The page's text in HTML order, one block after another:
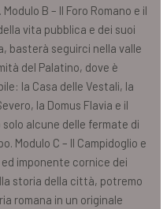
B – Il Foro Romano e il
vita pubblica e dei suoi
basterà seguirci nella valle
del Palatino, dove è
la Casa delle Vestali, la
la Domus Flavia e il
alcune delle fermate di
Modulo C – Il Campidoglio e
imponente cornice dei
storia della città, potremo
romana in un originale